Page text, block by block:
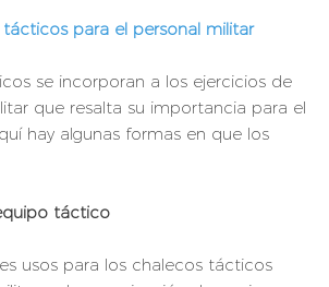
para el personal militar
se incorporan a los ejercicios de
que resalta su importancia para el
hay algunas formas en que los
táctico
usos para los chalecos tácticos